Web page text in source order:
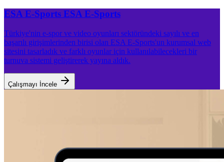
ESA E-Sports ESA E-Sports
Türkiye'nin e-spor ve video oyunları sektöründeki sayılı ve en
başarılı girişimlerinden birisi olan ESA E-Sports'un kurumsal web
sitesini tasarladık ve farklı oyunlar için kullanılabilecekleri bir
turnuva sistemi geliştirerek yayına aldık.
Çalışmayı İncele